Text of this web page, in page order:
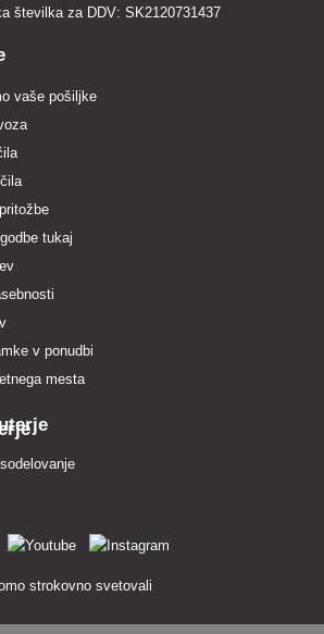
številka za DDV: SK2120731437
vaše pošiljke
tukaj
v ponudbi
mesta
strokovno svetovali